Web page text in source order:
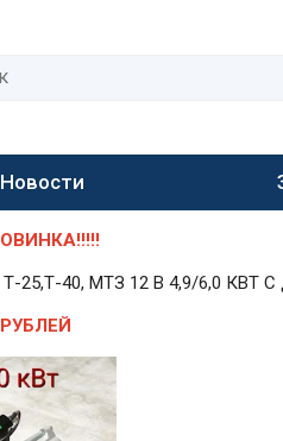
Новости
40, МТЗ 12 В 4,9/6,0 КВТ С